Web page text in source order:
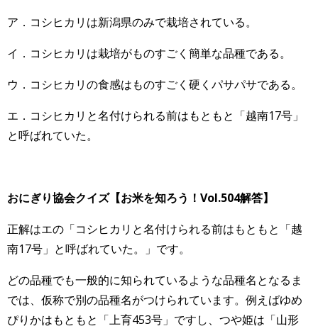
ア．コシヒカリは新潟県のみで栽培されている。
イ．コシヒカリは栽培がものすごく簡単な品種である。
ウ．コシヒカリの食感はものすごく硬くパサパサである。
エ．コシヒカリと名付けられる前はもともと「越南17号」
と呼ばれていた。
おにぎり協会クイズ【お米を知ろう！Vol.504解答】
正解はエの「コシヒカリと名付けられる前はもともと「越
南17号」と呼ばれていた。」です。
どの品種でも一般的に知られているような品種名となるま
では、仮称で別の品種名がつけられています。例えばゆめ
ぴりかはもともと「上育453号」ですし、つや姫は「山形